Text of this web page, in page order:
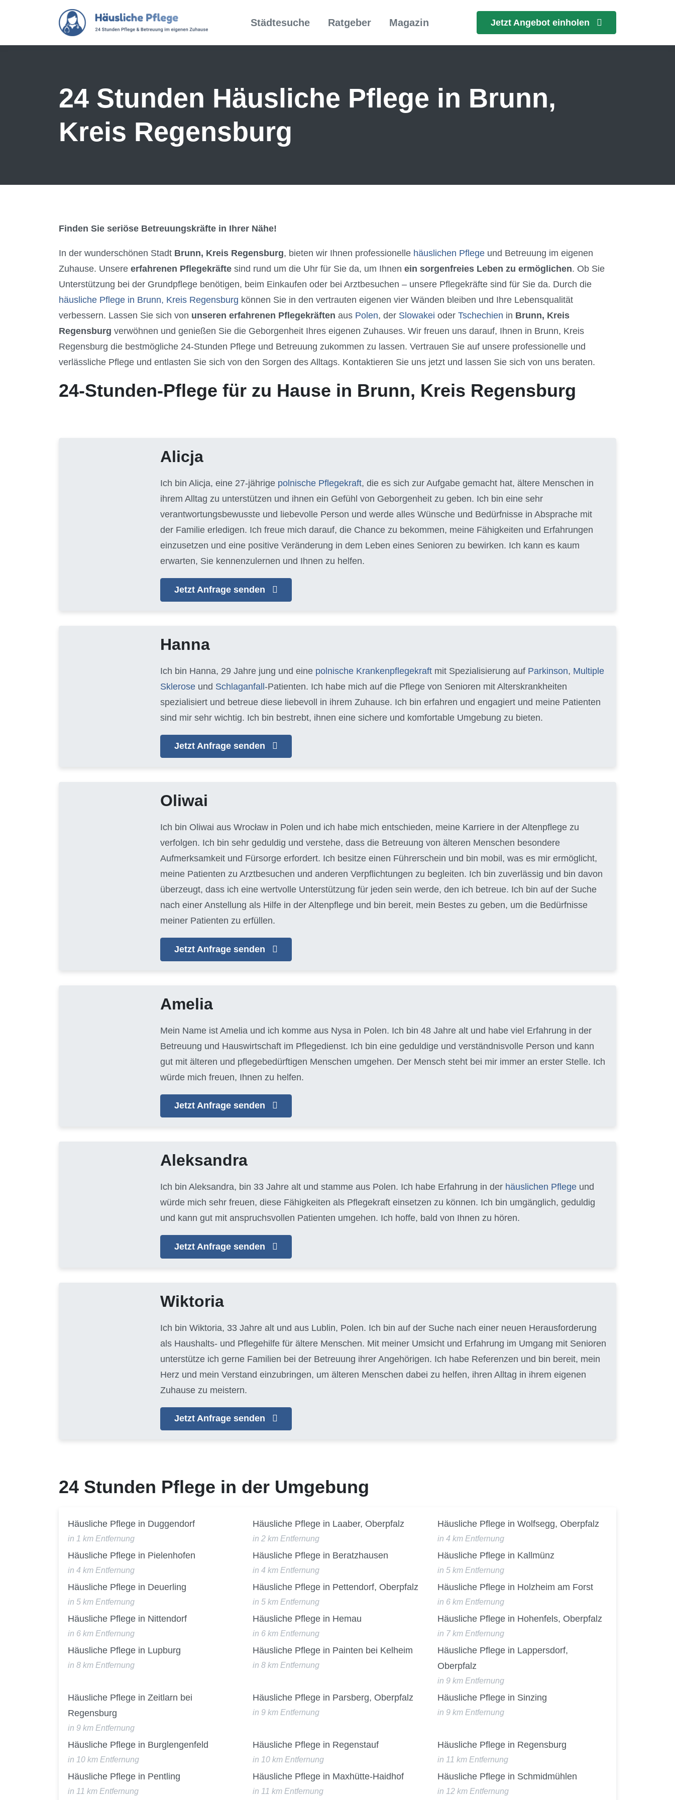
Skip to main content
Städtesuche Ratgeber Magazin Jetzt Angebot einholen
24 Stunden Häusliche Pflege in Brunn,
Kreis Regensburg
Finden Sie seriöse Betreuungskräfte in Ihrer Nähe!
In der wunderschönen Stadt Brunn, Kreis Regensburg, bieten wir Ihnen professionelle häuslichen Pflege und Betreuung im eigenen
Zuhause. Unsere erfahrenen Pflegekräfte sind rund um die Uhr für Sie da, um Ihnen ein sorgenfreies Leben zu ermöglichen. Ob Sie
Unterstützung bei der Grundpflege benötigen, beim Einkaufen oder bei Arztbesuchen – unsere Pflegekräfte sind für Sie da. Durch die
häusliche Pflege in Brunn, Kreis Regensburg können Sie in den vertrauten eigenen vier Wänden bleiben und Ihre Lebensqualität
verbessern. Lassen Sie sich von unseren erfahrenen Pflegekräften aus Polen, der Slowakei oder Tschechien in Brunn, Kreis
Regensburg verwöhnen und genießen Sie die Geborgenheit Ihres eigenen Zuhauses. Wir freuen uns darauf, Ihnen in Brunn, Kreis
Regensburg die bestmögliche 24-Stunden Pflege und Betreuung zukommen zu lassen. Vertrauen Sie auf unsere professionelle und
verlässliche Pflege und entlasten Sie sich von den Sorgen des Alltags. Kontaktieren Sie uns jetzt und lassen Sie sich von uns beraten.
24-Stunden-Pflege für zu Hause in Brunn, Kreis Regensburg
Alicja
Ich bin Alicja, eine 27-jährige polnische Pflegekraft, die es sich zur Aufgabe gemacht hat, ältere Menschen in
ihrem Alltag zu unterstützen und ihnen ein Gefühl von Geborgenheit zu geben. Ich bin eine sehr
verantwortungsbewusste und liebevolle Person und werde alles Wünsche und Bedürfnisse in Absprache mit
der Familie erledigen. Ich freue mich darauf, die Chance zu bekommen, meine Fähigkeiten und Erfahrungen
einzusetzen und eine positive Veränderung in dem Leben eines Senioren zu bewirken. Ich kann es kaum
erwarten, Sie kennenzulernen und Ihnen zu helfen.
Jetzt Anfrage senden
Hanna
Ich bin Hanna, 29 Jahre jung und eine polnische Krankenpflegekraft mit Spezialisierung auf Parkinson, Multiple
Sklerose und Schlaganfall-Patienten. Ich habe mich auf die Pflege von Senioren mit Alterskrankheiten
spezialisiert und betreue diese liebevoll in ihrem Zuhause. Ich bin erfahren und engagiert und meine Patienten
sind mir sehr wichtig. Ich bin bestrebt, ihnen eine sichere und komfortable Umgebung zu bieten.
Jetzt Anfrage senden
Oliwai
Ich bin Oliwai aus Wrocław in Polen und ich habe mich entschieden, meine Karriere in der Altenpflege zu
verfolgen. Ich bin sehr geduldig und verstehe, dass die Betreuung von älteren Menschen besondere
Aufmerksamkeit und Fürsorge erfordert. Ich besitze einen Führerschein und bin mobil, was es mir ermöglicht,
meine Patienten zu Arztbesuchen und anderen Verpflichtungen zu begleiten. Ich bin zuverlässig und bin davon
überzeugt, dass ich eine wertvolle Unterstützung für jeden sein werde, den ich betreue. Ich bin auf der Suche
nach einer Anstellung als Hilfe in der Altenpflege und bin bereit, mein Bestes zu geben, um die Bedürfnisse
meiner Patienten zu erfüllen.
Jetzt Anfrage senden
Amelia
Mein Name ist Amelia und ich komme aus Nysa in Polen. Ich bin 48 Jahre alt und habe viel Erfahrung in der
Betreuung und Hauswirtschaft im Pflegedienst. Ich bin eine geduldige und verständnisvolle Person und kann
gut mit älteren und pflegebedürftigen Menschen umgehen. Der Mensch steht bei mir immer an erster Stelle. Ich
würde mich freuen, Ihnen zu helfen.
Jetzt Anfrage senden
Aleksandra
Ich bin Aleksandra, bin 33 Jahre alt und stamme aus Polen. Ich habe Erfahrung in der häuslichen Pflege und
würde mich sehr freuen, diese Fähigkeiten als Pflegekraft einsetzen zu können. Ich bin umgänglich, geduldig
und kann gut mit anspruchsvollen Patienten umgehen. Ich hoffe, bald von Ihnen zu hören.
Jetzt Anfrage senden
Wiktoria
Ich bin Wiktoria, 33 Jahre alt und aus Lublin, Polen. Ich bin auf der Suche nach einer neuen Herausforderung
als Haushalts- und Pflegehilfe für ältere Menschen. Mit meiner Umsicht und Erfahrung im Umgang mit Senioren
unterstütze ich gerne Familien bei der Betreuung ihrer Angehörigen. Ich habe Referenzen und bin bereit, mein
Herz und mein Verstand einzubringen, um älteren Menschen dabei zu helfen, ihren Alltag in ihrem eigenen
Zuhause zu meistern.
Jetzt Anfrage senden
24 Stunden Pflege in der Umgebung
Häusliche Pflege in Duggendorf
in 1 km Entfernung
Häusliche Pflege in Laaber, Oberpfalz
in 2 km Entfernung
Häusliche Pflege in Wolfsegg, Oberpfalz
in 4 km Entfernung
Häusliche Pflege in Pielenhofen
in 4 km Entfernung
Häusliche Pflege in Beratzhausen
in 4 km Entfernung
Häusliche Pflege in Kallmünz
in 5 km Entfernung
Häusliche Pflege in Deuerling
in 5 km Entfernung
Häusliche Pflege in Pettendorf, Oberpfalz
in 5 km Entfernung
Häusliche Pflege in Holzheim am Forst
in 6 km Entfernung
Häusliche Pflege in Nittendorf
in 6 km Entfernung
Häusliche Pflege in Hemau
in 6 km Entfernung
Häusliche Pflege in Hohenfels, Oberpfalz
in 7 km Entfernung
Häusliche Pflege in Lupburg
in 8 km Entfernung
Häusliche Pflege in Painten bei Kelheim
in 8 km Entfernung
Häusliche Pflege in Lappersdorf,
Oberpfalz
in 9 km Entfernung
Häusliche Pflege in Zeitlarn bei
Regensburg
in 9 km Entfernung
Häusliche Pflege in Parsberg, Oberpfalz
in 9 km Entfernung
Häusliche Pflege in Sinzing
in 9 km Entfernung
Häusliche Pflege in Burglengenfeld
in 10 km Entfernung
Häusliche Pflege in Regenstauf
in 10 km Entfernung
Häusliche Pflege in Regensburg
in 11 km Entfernung
Häusliche Pflege in Pentling
in 11 km Entfernung
Häusliche Pflege in Maxhütte-Haidhof
in 11 km Entfernung
Häusliche Pflege in Schmidmühlen
in 12 km Entfernung